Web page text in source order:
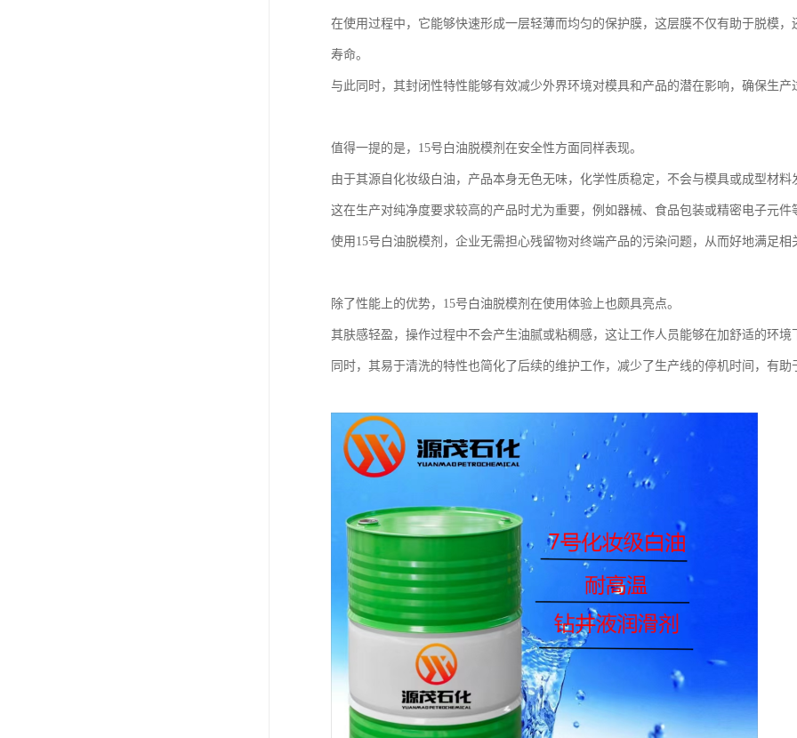
在使用过程中，它能够快速形成一层轻薄而均匀的保护膜，这层膜不仅有助于脱模
寿命。
与此同时，其封闭性特性能够有效减少外界环境对模具和产品的潜在影响，确保生产
值得一提的是，15号白油脱模剂在安全性方面同样表现。
由于其源自化妆级白油，产品本身无色无味，化学性质稳定，不会与模具或成型材料
这在生产对纯净度要求较高的产品时尤为重要，例如器械、食品包装或精密电子元件
使用15号白油脱模剂，企业无需担心残留物对终端产品的污染问题，从而好地满足相
除了性能上的优势，15号白油脱模剂在使用体验上也颇具亮点。
其肤感轻盈，操作过程中不会产生油腻或粘稠感，这让工作人员能够在加舒适的环境
同时，其易于清洗的特性也简化了后续的维护工作，减少了生产线的停机时间，有助